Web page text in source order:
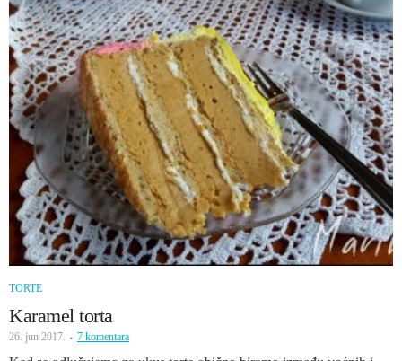
TORTE
Karamel torta
26. jun 2017. 7 komentara